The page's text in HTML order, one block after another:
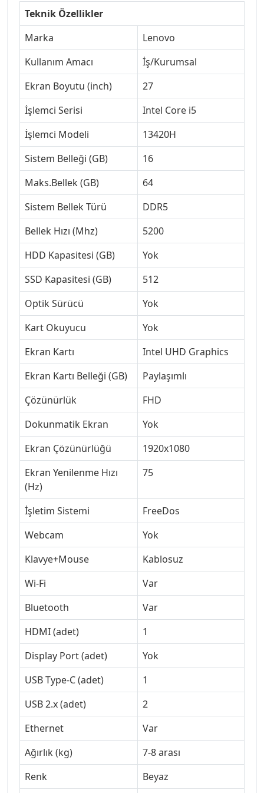
Teknik Özellikler
Marka
Lenovo
Kullanım Amacı
İş/Kurumsal
Ekran Boyutu (inch)
27
İşlemci Serisi
Intel Core i5
İşlemci Modeli
13420H
Sistem Belleği (GB)
16
Maks.Bellek (GB)
64
Sistem Bellek Türü
DDR5
Bellek Hızı (Mhz)
5200
HDD Kapasitesi (GB)
Yok
SSD Kapasitesi (GB)
512
Optik Sürücü
Yok
Kart Okuyucu
Yok
Ekran Kartı
Intel UHD Graphics
Ekran Kartı Belleği (GB)
Paylaşımlı
Çözünürlük
FHD
Dokunmatik Ekran
Yok
Ekran Çözünürlüğü
1920x1080
Ekran Yenilenme Hızı
(Hz)
75
İşletim Sistemi
FreeDos
Webcam
Yok
Klavye+Mouse
Kablosuz
Wi-Fi
Var
Bluetooth
Var
HDMI (adet)
1
Display Port (adet)
Yok
USB Type-C (adet)
1
USB 2.x (adet)
2
Ethernet
Var
Ağırlık (kg)
7-8 arası
Renk
Beyaz